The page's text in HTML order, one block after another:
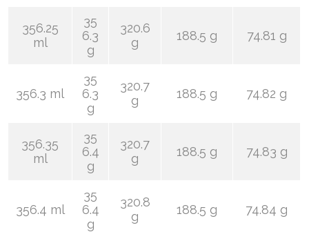
356.25
ml
35
6.3
g
320.6
g
188.5 g 74.81 g
356.3 ml
35
6.3
g
320.7
g
188.5 g 74.82 g
356.35
ml
35
6.4
g
320.7
g
188.5 g 74.83 g
356.4 ml
35
6.4
g
320.8
g
188.5 g 74.84 g